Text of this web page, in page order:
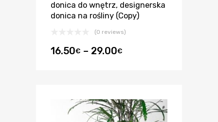
donica do wnętrz, designerska
donica na rośliny (Copy)
(0 reviews)
16.50€ – 29.00€